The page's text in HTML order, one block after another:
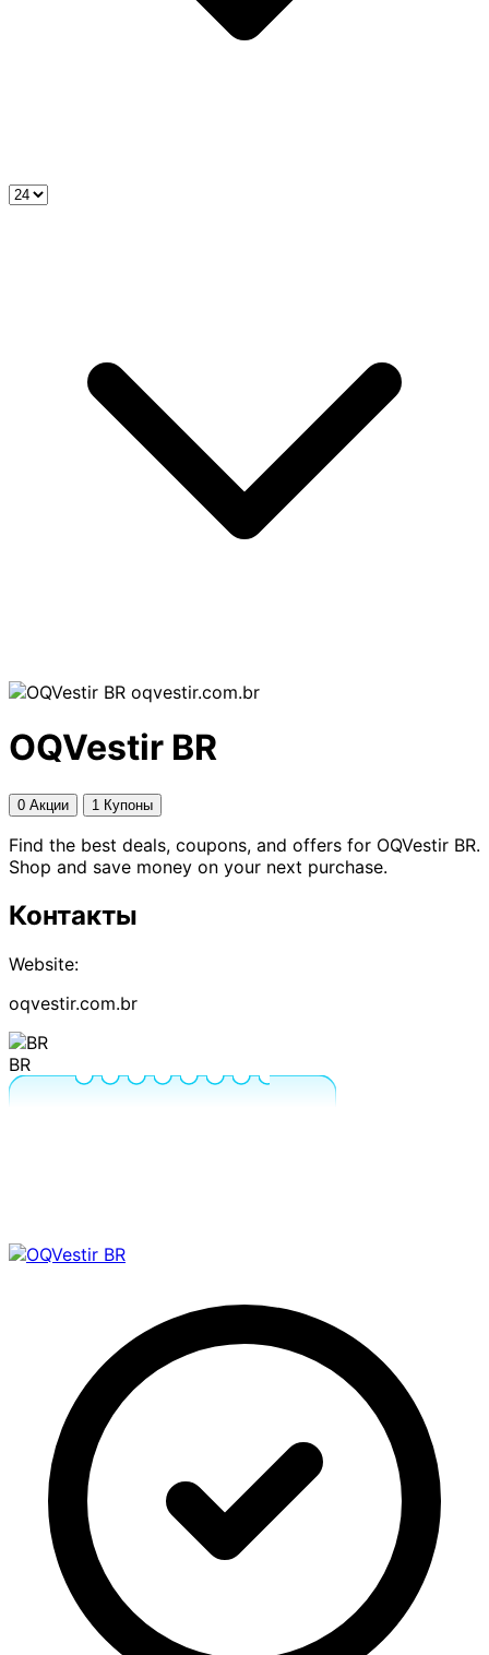
oqvestir.com.br
OQVestir BR
0 Акции 1 Купоны
Find the best deals, coupons, and offers for OQVestir BR.
Shop and save money on your next purchase.
Контакты
Website:
oqvestir.com.br
BR